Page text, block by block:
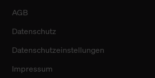
AGB
Datenschutz
Datenschutzeinstellungen
Impressum